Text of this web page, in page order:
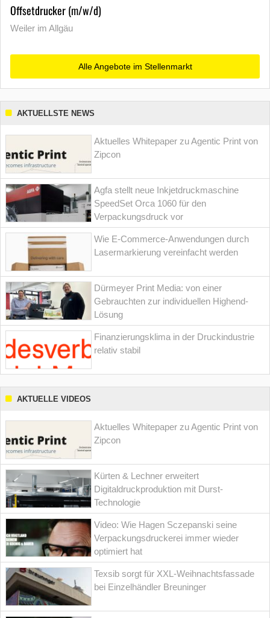
Offsetdrucker (m/w/d)
Weiler im Allgäu
Alle Angebote im Stellenmarkt
AKTUELLSTE NEWS
Aktuelles Whitepaper zu Agentic Print von
Zipcon
Agfa stellt neue Inkjetdruckmaschine
SpeedSet Orca 1060 für den
Verpackungsdruck vor
Wie E-Commerce-Anwendungen durch
Lasermarkierung vereinfacht werden
Dürmeyer Print Media: von einer
Gebrauchten zur individuellen Highend-
Lösung
Finanzierungsklima in der Druckindustrie
relativ stabil
AKTUELLE VIDEOS
Aktuelles Whitepaper zu Agentic Print von
Zipcon
Kürten & Lechner erweitert
Digitaldruckproduktion mit Durst-
Technologie
Video: Wie Hagen Sczepanski seine
Verpackungsdruckerei immer wieder
optimiert hat
Texsib sorgt für XXL-Weihnachtsfassade
bei Einzelhändler Breuninger